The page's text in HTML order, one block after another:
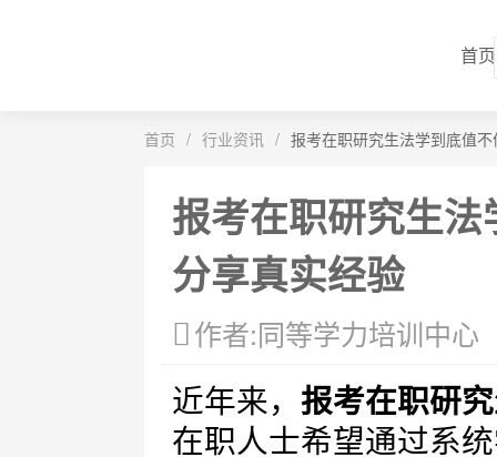
首页
首页 / 行业资讯 / 报考在职研究生法学到底值
报考在职研究生
分享真实经验
作者:同等学力培训中心
近年来， 报考在职研
在职人士希望通过系